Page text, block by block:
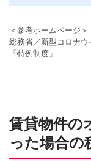
＜参考ホームページ＞
総務省／新型コロナ
「特例制度」
賃貸物件の
った場合の